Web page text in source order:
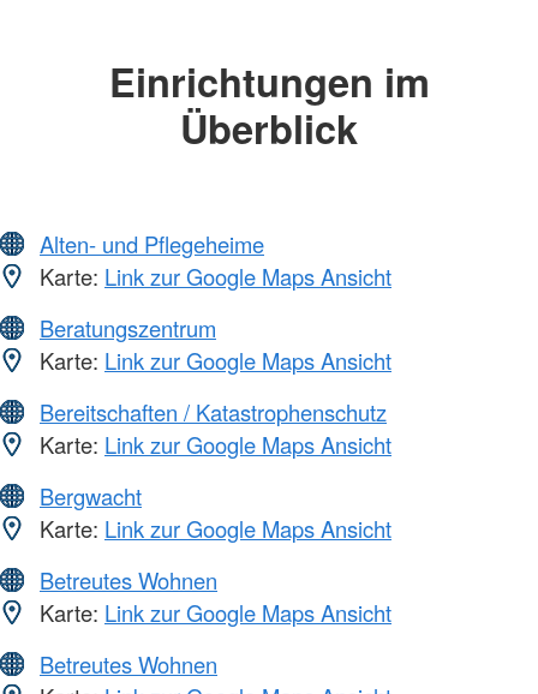
Einrichtungen im
Überblick
Alten- und Pflegeheime
Karte: Link zur Google Maps Ansicht
Beratungszentrum
Karte: Link zur Google Maps Ansicht
Bereitschaften / Katastrophenschutz
Karte: Link zur Google Maps Ansicht
Bergwacht
Karte: Link zur Google Maps Ansicht
Betreutes Wohnen
Karte: Link zur Google Maps Ansicht
Betreutes Wohnen